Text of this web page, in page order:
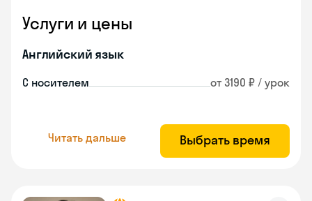
Услуги и цены
Английский язык
С носителем от 3190 ₽ / урок
Читать дальше Выбрать время